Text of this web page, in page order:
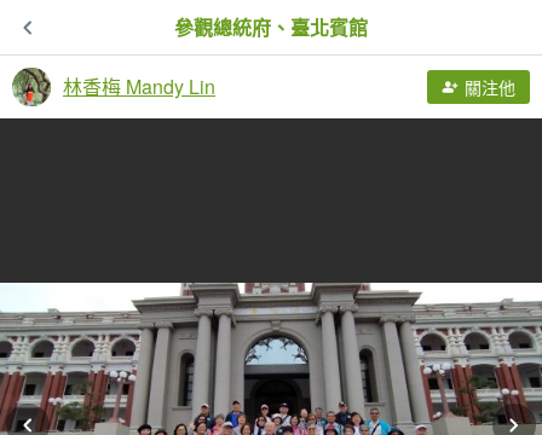
參觀總統府、臺北賓館
林香梅 Mandy Lin 關注他